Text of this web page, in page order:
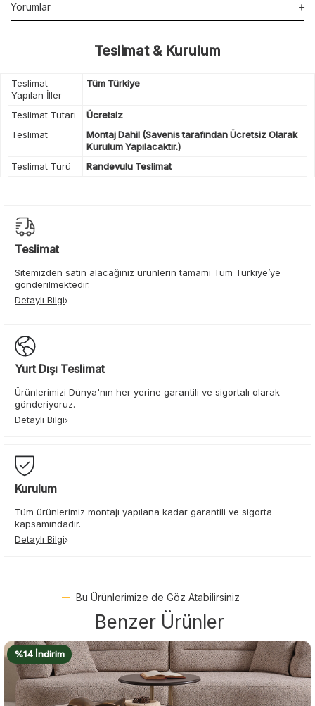
Yorumlar
Teslimat & Kurulum
Teslimat
Yapılan İller
Tüm Türkiye
Teslimat Tutarı
Ücretsiz
Teslimat
Montaj Dahil (Savenis tarafından Ücretsiz Olarak
Kurulum Yapılacaktır.)
Teslimat Türü
Randevulu Teslimat
Teslimat
Sitemizden satın alacağınız ürünlerin tamamı Tüm Türkiye’ye
gönderilmektedir.
Detaylı Bilgi
Yurt Dışı Teslimat
Ürünlerimizi Dünya'nın her yerine garantili ve sigortalı olarak
gönderiyoruz.
Detaylı Bilgi
Kurulum
Tüm ürünlerimiz montajı yapılana kadar garantili ve sigorta
kapsamındadır.
Detaylı Bilgi
Bu Ürünlerimize de Göz Atabilirsiniz
Benzer Ürünler
%18 İndirim